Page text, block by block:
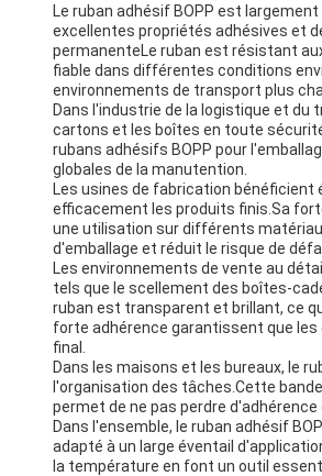
Le ruban adhésif BOPP est
excellentes propriétés adhésives et
permanenteLe ruban est résistant
fiable dans différentes conditions
environnements de transport plus
Dans l'industrie de la logistique et du
cartons et les boîtes en toute
rubans adhésifs BOPP pour
globales de la manutention.
Les usines de fabrication bénéficient
efficacement les produits finis.Sa
une utilisation sur différents
d'emballage et réduit le risque de
Les environnements de vente au
tels que le scellement des boîtes-
ruban est transparent et brillant, ce
forte adhérence garantissent que
final.
Dans les maisons et les bureaux, le
l'organisation des tâches.Cette
permet de ne pas perdre
Dans l'ensemble, le ruban adhésif
adapté à un large éventail
la température en font un outil